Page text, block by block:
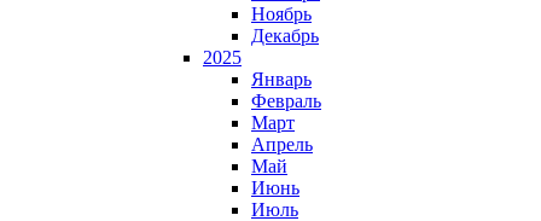
Ноябрь
Декабрь
2025
Январь
Февраль
Март
Апрель
Май
Июнь
Июль